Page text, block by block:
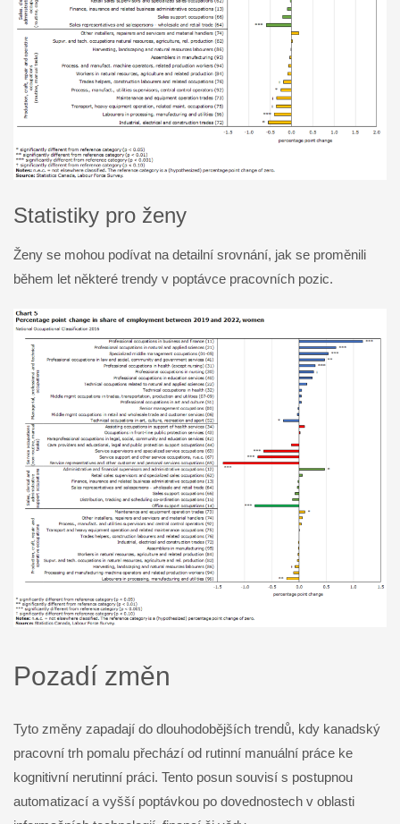
Statistiky pro ženy
Ženy se mohou podívat na detailní srovnání, jak se proměnili
během let některé trendy v poptávce pracovních pozic.
Pozadí změn
Tyto změny zapadají do dlouhodobějších trendů, kdy kanadský
pracovní trh pomalu přechází od rutinní manuální práce ke
kognitivní nerutinní práci. Tento posun souvisí s postupnou
automatizací a vyšší poptávkou po dovednostech v oblasti